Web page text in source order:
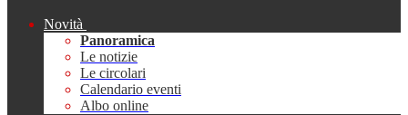
Novità
Panoramica
Le notizie
Le circolari
Calendario eventi
Albo online